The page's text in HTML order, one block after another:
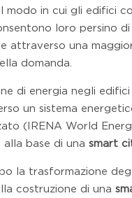
modo in cui gli edifici
loro persino
attraverso una
domanda.
di energia negli edifici
un sistema
(IRENA World
base di una smart
la trasformazione
costruzione di una